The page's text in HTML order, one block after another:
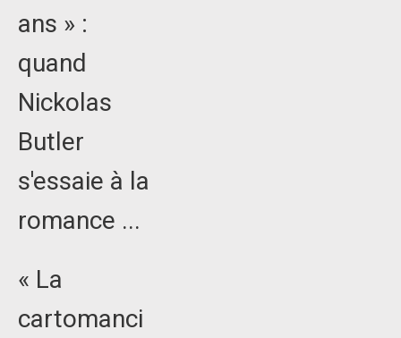
ans » :
quand
Nickolas
Butler
s'essaie à la
romance ...
« La
cartomanci